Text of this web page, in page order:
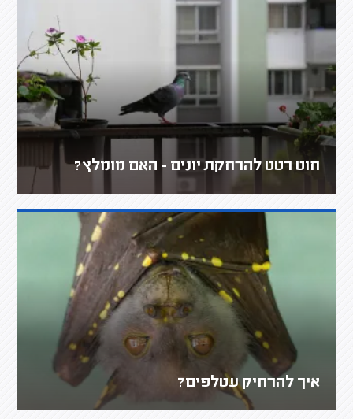
חוט רטט להרחקת יונים - האם מומלץ?
איך להרחיק עטלפים?